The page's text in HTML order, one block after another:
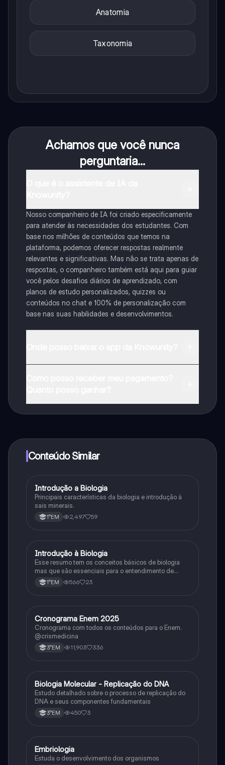
Anatomia
Taxonomia
Achamos que você nunca
perguntaria...
Nosso companheiro de IA foi criado especificamente
para atender às necessidades dos estudantes. Com
base nos milhões de conteúdos que temos na
plataforma, podemos oferecer respostas realmente
relevantes e significativas. Mas não se trata apenas de
respostas, o companheiro também está aqui para guiar
você pelos desafios diários de aprendizado, com
planos de estudo personalizados, quizzes ou
conteúdos no chat e 100% de personalização com
base nas suas habilidades e desenvolvimentos.
Conteúdo Similar
Biologia
Introdução a Biologia
Principais características da biologia e introdução à
sais minerais.
1°EM 2,497 59
Biologia
Introdução à Biologia
Esse resumo tem os conceitos básicos de biologia
mas que são essenciais para o entendimento de
conteúdos mais complexos.
1°EM 566 23
Matematica
Cronograma Enem 2025
Cronograma com todos os conteúdos para o Enem.
@crismedicina
3°EM 11,903 336
Ciência
Biologia Molecular - Replicação do DNA
Estudo detalhado sobre o processo de replicação do
DNA e seus componentes fundamentais
3°EM 450 3
Biologia
Embriologia
Estuda o desenvolvimento dos organismos